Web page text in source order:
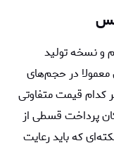
و نسخه تولید
در حجم‌های
که هر کدام قیمت متفاوتی
پرداخت قسطی از
است. تنها نکته‌ای که باید رعایت